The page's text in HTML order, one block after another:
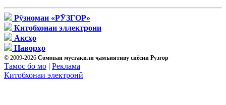
Рӯзномаи «РӮЗГОР»
Китобхонаи эллектрони
Аксҳо
Наворҳо
© 2009-2026 Сомонаи мустақили ҷамъиятиву сиёсии Рӯзгор
Тамос бо мо | Реклама
Китобхонаи электронӣ